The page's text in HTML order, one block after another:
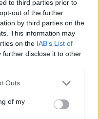
to third parties prior to
out of the further
by third parties on the
This information may
on the IAB’s List of
further disclose it to other
Outs
of my
morto legato al letto
la Regione apre
sui medici